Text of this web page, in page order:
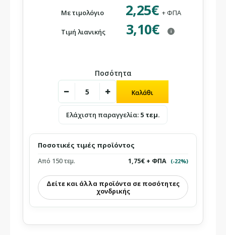
Με τιμολόγιο 2,25€ + ΦΠΑ
Τιμή λιανικής 3,10€ i
Ποσότητα
Ελάχιστη παραγγελία: 5 τεμ.
Ποσοτικές τιμές προϊόντος
Από 150 τεμ. 1,75€ + ΦΠΑ (-22%)
Δείτε και άλλα προϊόντα σε ποσότητες
χονδρικής